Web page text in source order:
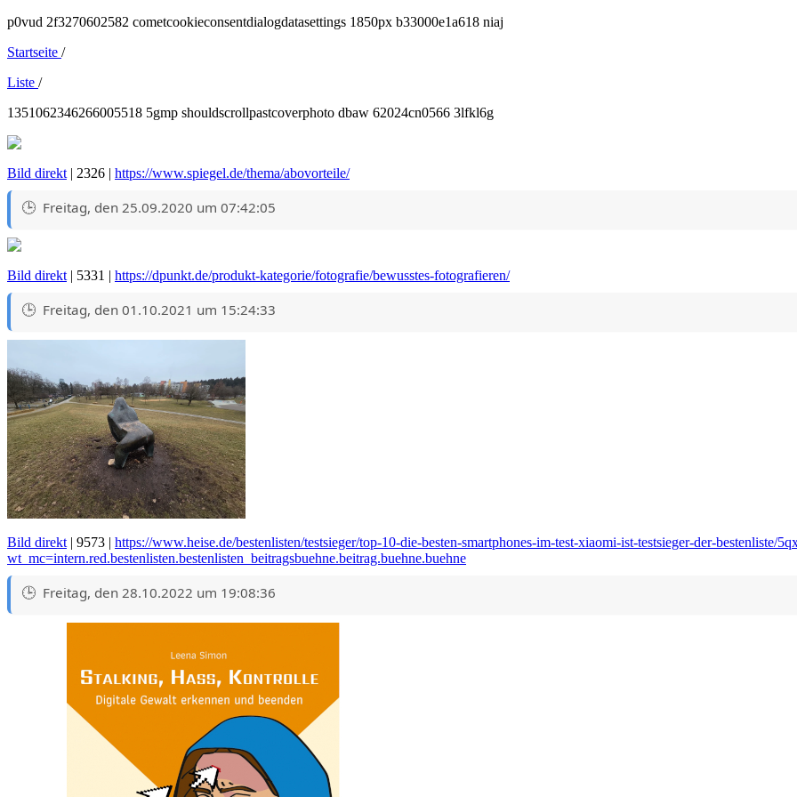
p0vud 2f3270602582 cometcookieconsentdialogdatasettings 1850px b33000e1a618 niaj
Startseite /
Liste /
1351062346266005518 5gmp shouldscrollpastcoverphoto dbaw 62024cn0566 3lfkl6g
Bild direkt | 2326 | https://www.spiegel.de/thema/abovorteile/
Freitag, den 25.09.2020 um 07:42:05
Bild direkt | 5331 | https://dpunkt.de/produkt-kategorie/fotografie/bewusstes-fotografieren/
Freitag, den 01.10.2021 um 15:24:33
Bild direkt | 9573 | https://www.heise.de/bestenlisten/testsieger/top-10-die-besten-smartphones-im-test-xiaomi-ist-testsieger-der-bestenliste/
wt_mc=intern.red.bestenlisten.bestenlisten_beitragsbuehne.beitrag.buehne.buehne
Freitag, den 28.10.2022 um 19:08:36